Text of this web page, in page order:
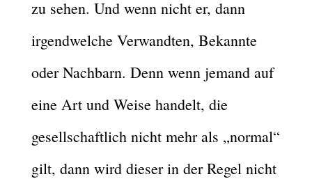
zu sehen. Und wenn nicht er, dann
irgendwelche Verwandten, Bekannte
oder Nachbarn. Denn wenn jemand auf
eine Art und Weise handelt, die
gesellschaftlich nicht mehr als „normal“
gilt, dann wird dieser in der Regel nicht